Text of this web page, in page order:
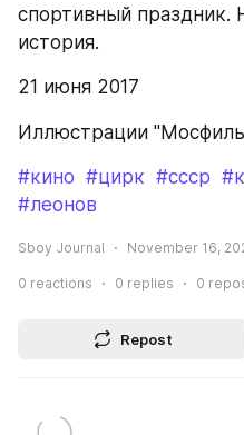
спортивный праздник.
история.
21 июня 2017
Иллюстрации
#кино #цирк #ссср
#леонов
Sboy Journal November 16,
0 reactions 0 replies 0
Repost